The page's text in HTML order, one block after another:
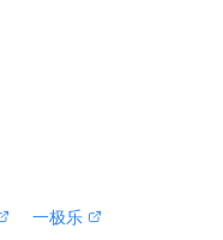
一极乐